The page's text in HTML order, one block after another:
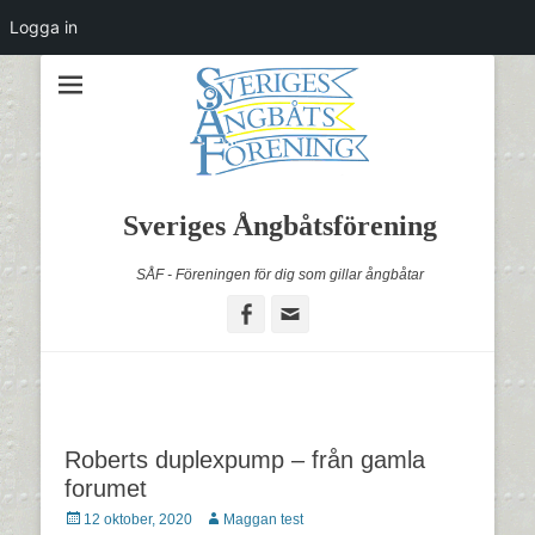
Sveriges Ångbåtsförening
SÅF - Föreningen för dig som gillar ångbåtar
Facebook
Roberts duplexpump – från gamla
forumet
Postades
12 oktober, 2020 Författare
Maggan test
Logga in